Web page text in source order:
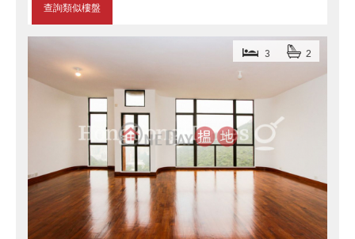
查詢類似樓盤
3 2